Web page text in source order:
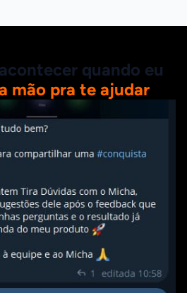
mão pra te ajudar